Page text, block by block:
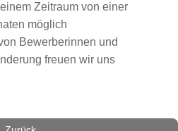
Zeitraum von einer
möglich
Bewerberinnen und
freuen wir uns